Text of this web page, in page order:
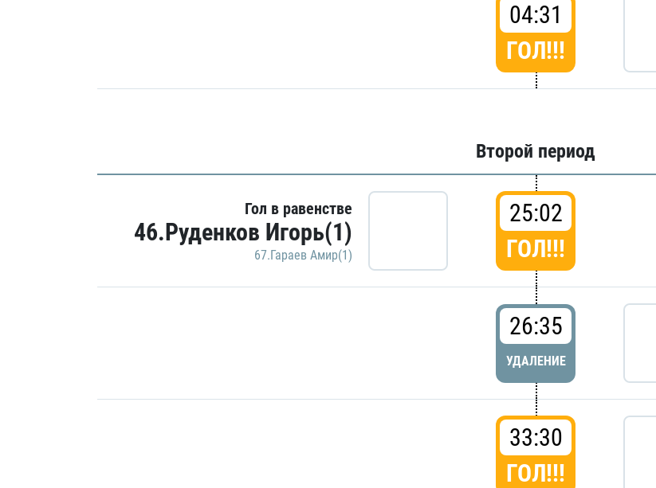
04:31
ГОЛ!!!
Второй период
Гол в равенстве
46.Руденков Игорь(1)
67.Гараев Амир(1)
25:02
ГОЛ!!!
26:35
УДАЛЕНИЕ
33:30
ГОЛ!!!